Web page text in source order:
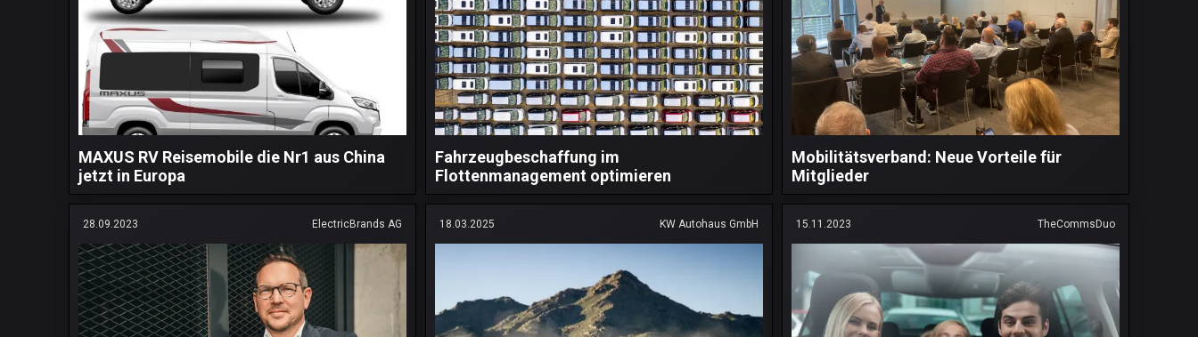
MAXUS RV Reisemobile die Nr1 aus China
jetzt in Europa
Fahrzeugbeschaffung im
Flottenmanagement optimieren
Mobilitätsverband: Neue Vorteile für
Mitglieder
28.09.2023 ElectricBrands AG 18.03.2025 KW Autohaus GmbH 15.11.2023 TheCommsDuo